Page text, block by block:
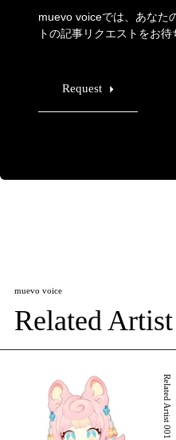
muevo voiceでは、あなた
トの記事リクエストをお待
Request
muevo voice
Related Artist
Related Artist 001